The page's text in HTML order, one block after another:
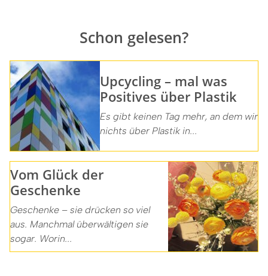
Schon gelesen?
Upcycling – mal was
Positives über Plastik
Es gibt keinen Tag mehr, an dem wir
nichts über Plastik in...
Vom Glück der
Geschenke
Geschenke – sie drücken so viel
aus. Manchmal überwältigen sie
sogar. Worin...